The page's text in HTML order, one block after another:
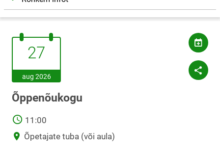
27.august.2026
27
aug 2026
Õppenõukogu
AEG11:00
Asukoht
Õpetajate tuba (või aula)